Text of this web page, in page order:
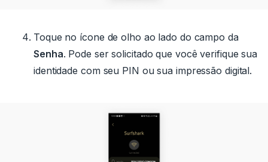
Toque no ícone de olho ao lado do campo da
Senha. Pode ser solicitado que você verifique sua
identidade com seu PIN ou sua impressão digital.